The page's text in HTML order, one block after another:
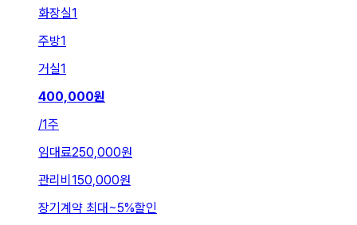
화장실1
주방1
거실1
400,000원
/1주
임대료250,000원
관리비 150,000원
장기계약 최대~5%할인